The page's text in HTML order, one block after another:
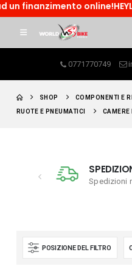
finanzimento
0771770749
SHOP COMPONENTI E
RUOTE E PNEUMATICI CAMERE
Spedizioni
POSIZIONE DEL FILTRO